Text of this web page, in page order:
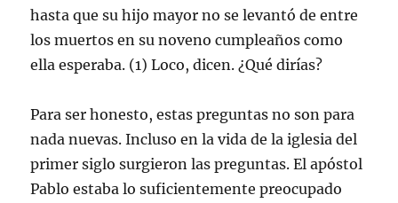
hasta que su hijo mayor no se levantó de entre
los muertos en su noveno cumpleaños como
ella esperaba. (1) Loco, dicen. ¿Qué dirías?
Para ser honesto, estas preguntas no son para
nada nuevas. Incluso en la vida de la iglesia del
primer siglo surgieron las preguntas. El apóstol
Pablo estaba lo suficientemente preocupado